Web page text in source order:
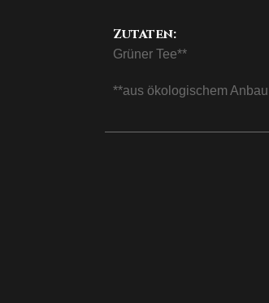
Zutaten:
Grüner Tee**
**aus ökologischem Anbau